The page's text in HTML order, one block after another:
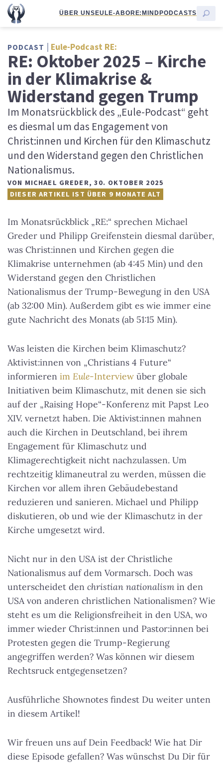
ÜBER UNSEULE-ABORE:MINDPODCASTS
PODCAST Eule-Podcast RE:
RE: Oktober 2025 – Kirche
in der Klimakrise &
Widerstand gegen Trump
Im Monatsrückblick des „Eule-Podcast“ geht
es diesmal um das Engagement von
Christ:innen und Kirchen für den Klimaschutz
und den Widerstand gegen den Christlichen
Nationalismus.
VON MICHAEL GREDER,30. OKTOBER 2025
DIESER ARTIKEL IST ÜBER 9 MONATE ALT
Im Monatsrückblick „RE:“ sprechen Michael
Greder und Philipp Greifenstein diesmal darüber,
was Christ:innen und Kirchen gegen die
Klimakrise unternehmen (ab 4:45 Min) und den
Widerstand gegen den Christlichen
Nationalismus der Trump-Bewegung in den USA
(ab 32:00 Min). Außerdem gibt es wie immer eine
gute Nachricht des Monats (ab 51:15 Min).
Was leisten die Kirchen beim Klimaschutz?
Aktivist:innen von „Christians 4 Future“
informieren im Eule-Interview über globale
Initiativen beim Klimaschutz, mit denen sie sich
auf der „Raising Hope“-Konferenz mit Papst Leo
XIV. vernetzt haben. Die Aktivist:innen mahnen
auch die Kirchen in Deutschland, bei ihrem
Engagement für Klimaschutz und
Klimagerechtigkeit nicht nachzulassen. Um
rechtzeitig klimaneutral zu werden, müssen die
Kirchen vor allem ihren Gebäudebestand
reduzieren und sanieren. Michael und Philipp
diskutieren, ob und wie der Klimaschutz in der
Kirche umgesetzt wird.
Nicht nur in den USA ist der Christliche
Nationalismus auf dem Vormarsch. Doch was
unterscheidet den christian nationalism in den
USA von anderen christlichen Nationalismen? Wie
steht es um die Religionsfreiheit in den USA, wo
immer wieder Christ:innen und Pastor:innen bei
Protesten gegen die Trump-Regierung
angegriffen werden? Was können wir diesem
Rechtsruck entgegensetzen?
Ausführliche Shownotes findest Du weiter unten
in diesem Artikel!
Wir freuen uns auf Dein Feedback! Wie hat Dir
diese Episode gefallen? Was wünschst Du Dir für